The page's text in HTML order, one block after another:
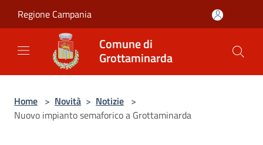
Regione Campania
Comune di
Grottaminarda
Home > Novità > Notizie >
Nuovo impianto semaforico a Grottaminarda